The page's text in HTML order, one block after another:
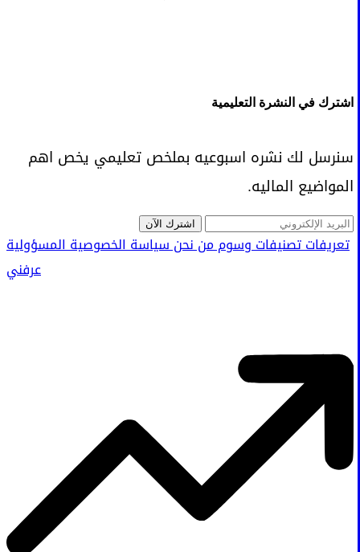
اشترك في النشرة التعليمية
سنرسل لك نشره اسبوعيه بملخص تعليمي يخص اهم
المواضيع الماليه.
اشترك الآن
تعريفاتتصنيفاتوسوممن نحنسياسة الخصوصيةالمسؤولية
عرفني